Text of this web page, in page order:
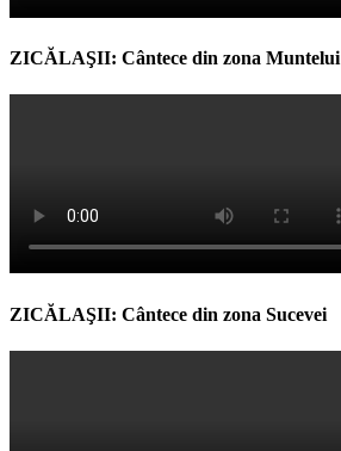
ZICĂLAŞII: Cântece din zona Muntelui
ZICĂLAŞII: Cântece din zona Sucevei